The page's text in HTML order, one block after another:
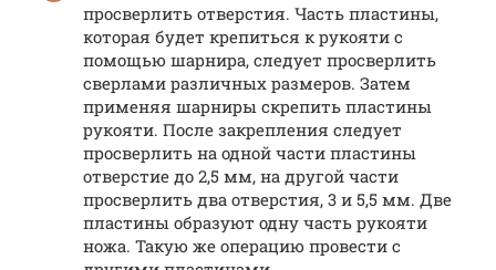
просверлить отверстия. Часть пластины,
которая будет крепиться к рукояти с
помощью шарнира, следует просверлить
сверлами различных размеров. Затем
применяя шарниры скрепить пластины
рукояти. После закрепления следует
просверлить на одной части пластины
отверстие до 2,5 мм, на другой части
просверлить два отверстия, 3 и 5,5 мм. Две
пластины образуют одну часть рукояти
ножа. Такую же операцию провести с